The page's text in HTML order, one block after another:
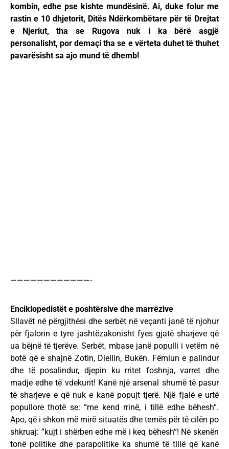
kombin, edhe pse kishte mundësinë. Ai, duke folur me
rastin e 10 dhjetorit, Ditës Ndërkombëtare për të Drejtat
e Njeriut, tha se Rugova nuk i ka bërë asgjë
personalisht, por demaçi tha se e vërteta duhet të thuhet
pavarësisht sa ajo mund të dhemb!
————————————-
Enciklopedistët e poshtërsive dhe marrëzive
Sllavët në përgjithësi dhe serbët në veçanti janë të njohur
për fjalorin e tyre jashtëzakonisht fyes gjatë sharjeve që
ua bëjnë të tjerëve. Serbët, mbase janë populli i vetëm në
botë që e shajnë Zotin, Diellin, Bukën. Fëmiun e palindur
dhe të posalindur, djepin ku rritet foshnja, varret dhe
madje edhe të vdekurit! Kanë një arsenal shumë të pasur
të sharjeve e që nuk e kanë popujt tjerë. Një fjalë e urtë
popullore thotë se: “me kend rrinë, i tillë edhe bëhesh“.
Apo, që i shkon më mirë situatës dhe temës për të cilën po
shkruaj: ”kujt i shërben edhe më i keq bëhesh“! Në skenën
tonë politike dhe parapolitike ka shumë të tillë që kanë